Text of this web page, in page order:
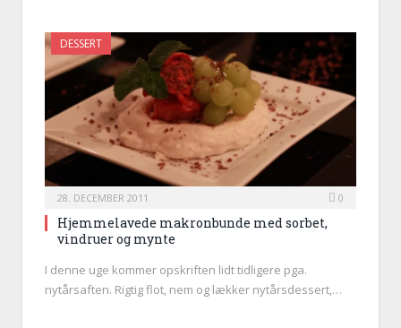
DESSERT
28. DECEMBER 2011 0
Hjemmelavede makronbunde med sorbet,
vindruer og mynte
I denne uge kommer opskriften lidt tidligere pga.
nytårsaften. Rigtig flot, nem og lækker nytårsdessert,…